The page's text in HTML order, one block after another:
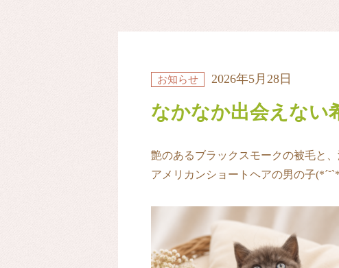
お知らせ 2026年5月28日
なかなか出会えない
艶のあるブラックスモークの被毛と
アメリカンショートヘアの男の子